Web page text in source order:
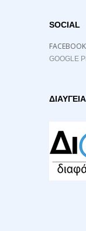
SOCIAL
FACEBOOK
GOOGLE
ΔΙΑΥΓΕΙΑ